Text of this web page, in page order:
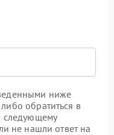
ниже
обратиться в
следующему
не нашли ответ на